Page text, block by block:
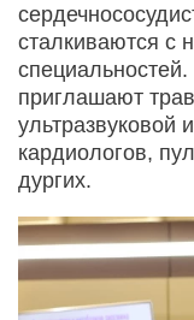
сталкиваются с
приглашают
ультразвуковой
кардиологов,
дургих.